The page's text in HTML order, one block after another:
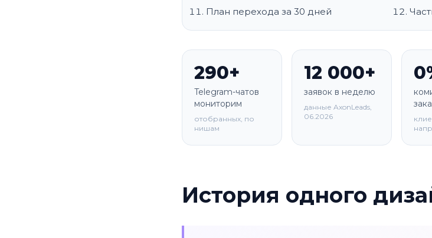
План перехода за 30 дней
290+
Telegram-чатов
мониторим
отобранных, по
нишам
12 000+
заявок в неделю
данные AxonLeads,
06.2026
История одного